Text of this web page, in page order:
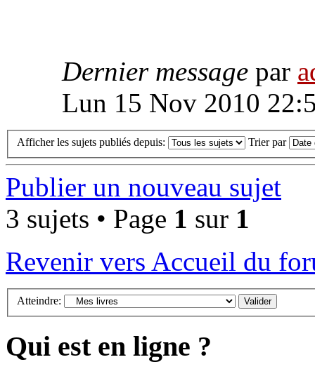
Dernier message par
Lun 15 Nov 2010
Afficher les sujets publiés depuis: Trier par
Publier un nouveau sujet
3 sujets • Page 1 sur 1
Revenir vers Accueil du
Atteindre:
Qui est en ligne ?